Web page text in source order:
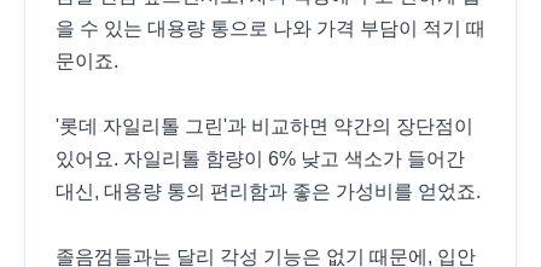
을 수 있는 대용량 통으로 나와 가격 부담이 적기 때
문이죠.
'롯데 자일리톨 그린'과 비교하면 약간의 장단점이
있어요. 자일리톨 함량이 6% 낮고 색소가 들어간
대신, 대용량 통의 편리함과 좋은 가성비를 얻었죠.
졸음껌들과는 달리 각성 기능은 없기 때문에, 입안